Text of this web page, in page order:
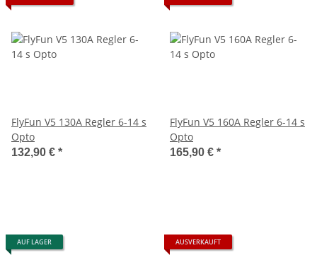
FlyFun V5 130A Regler 6-14 s
Opto
132,90 € *
FlyFun V5 160A Regler 6-14 s
Opto
165,90 € *
AUF LAGER AUSVERKAUFT